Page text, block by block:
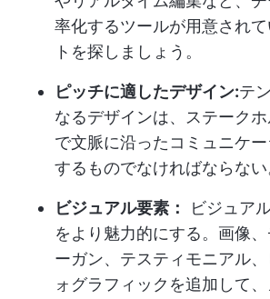
率化するツールが用意され
トを探しましょう。
ピッチに適したデザイン:テ
なるデザインは、ステーク
で文脈に沿ったコミュニケ
するものでなければならない
ビジュアル要素：
ビジュア
をより魅力的にする。画像
ーガン、テスティモニアル
ォグラフィックを追加して